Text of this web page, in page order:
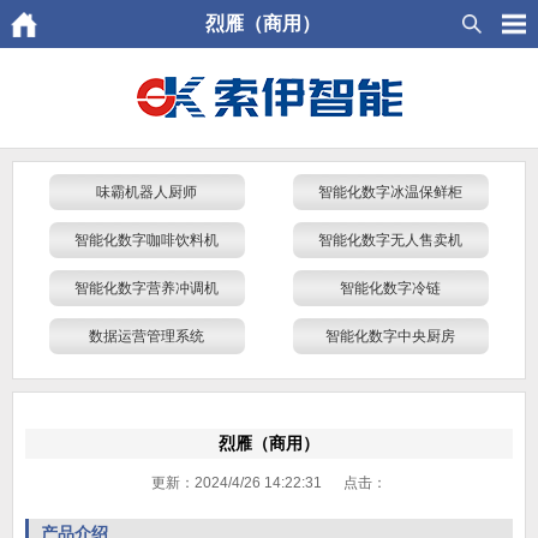
烈雁（商用）
味霸机器人厨师 智能化数字冰温保鲜柜
智能化数字咖啡饮料机 智能化数字无人售卖机
智能化数字营养冲调机 智能化数字冷链
数据运营管理系统 智能化数字中央厨房
烈雁（商用）
更新：2024/4/26 14:22:31 点击：
产品介绍